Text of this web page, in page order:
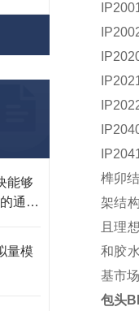
能够
通讯
量模
榫卯
架结
且理
和胶
基市
包头